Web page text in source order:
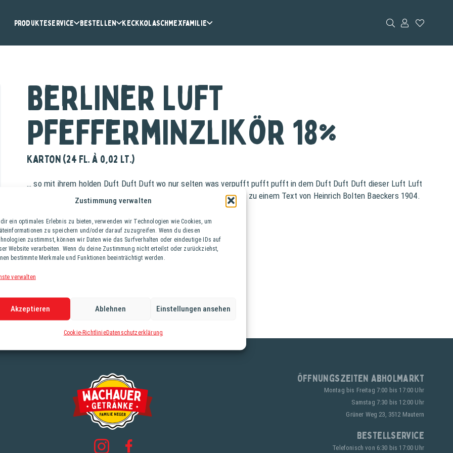
Zustimmung verwalten
ein optimales Erlebnis zu bieten, verwenden wir Technologien wie Cookies, um
zu speichern und/oder darauf zuzugreifen. Wenn du diesen
zustimmst, können wir Daten wie das Surfverhalten oder eindeutige IDs auf
Website verarbeiten. Wenn du deine Zustimmung nicht erteilst oder zurückziehst,
bestimmte Merkmale und Funktionen beeinträchtigt werden.
verwalten
Akzeptieren Ablehnen Einstellungen ansehen
Cookie-RichtlinieDatenschutzerklärung
ProdukteService Bestellen KeckKolaSchmexFamilie
Berliner Luft
Pfefferminzlikör 18%
Karton (24 Fl. à 0,02 lt.)
… so mit ihrem holden Duft Duft Duft wo nur selten was verpufft pufft pufft in dem Duft Duft Duft dieser Luft Luft
Luft ja ja ja das macht die Berliner Luft …‘ – Lied von Paul Lincke zu einem Text von Heinrich Bolten Baeckers 1904.
Öffnungszeiten Abholmarkt
Montag bis Freitag 7:00 bis 17:00 Uhr
Samstag 7:30 bis 12:00 Uhr
Grüner Weg 23, 3512 Mautern
Bestellservice
Telefonisch von 6:30 bis 17:00 Uhr